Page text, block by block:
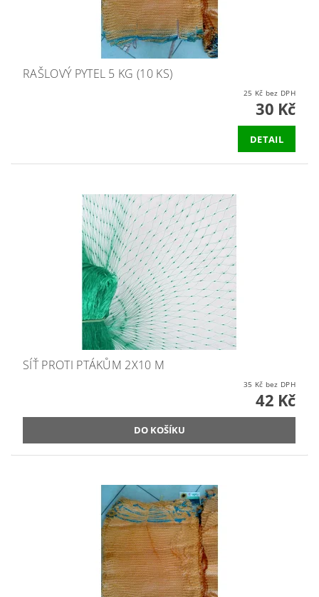
RAŠLOVÝ PYTEL 5 KG (10 KS)
25 Kč bez DPH
30 Kč
DETAIL
SÍŤ PROTI PTÁKŮM 2X10 M
35 Kč bez DPH
42 Kč